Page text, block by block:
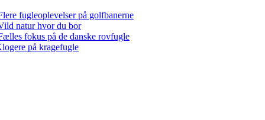
fugleoplevelser på golfbanerne
natur hvor du bor
fokus på de danske rovfugle
på kragefugle